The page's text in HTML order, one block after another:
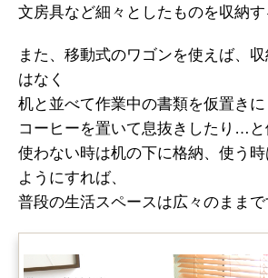
文房具など細々としたものを収納す
また、移動式のワゴンを使えば、
はなく
机と並べて作業中の書類を仮置きに
コーヒーを置いて息抜きしたり…と
使わない時は机の下に格納、使う
ようにすれば、
普段の生活スペースは広々のままで